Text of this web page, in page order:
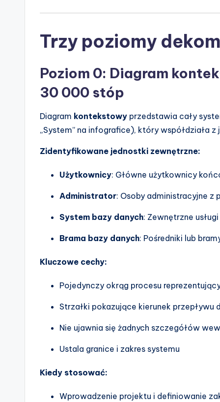
Trzy poziomy
Poziom 0: Diagram
30 000 stóp
Diagram kontekstowy przedstawia cały
„System” na infografice), który współdziała
Zidentyfikowane jednostki zewnętrzne:
Użytkownicy: Główne użytkownicy
Administrator: Osoby administracyjne z
System bazy danych: Zewnętrzne
Brama bazy danych: Pośredniki lub
Kluczowe cechy:
Pojedynczy okrąg procesu
Strzałki pokazujące kierunek
Nie ujawnia się żadnych szczegółów
Ustala granice i zakres systemu
Kiedy stosować:
Wprowadzenie projektu i definiowanie